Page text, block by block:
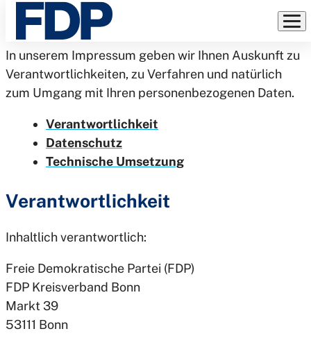
Direkt
Inhalt
Rechtliches
In unserem Impressum geben wir Ihnen Auskunft zu
Verantwortlichkeiten, zu Verfahren und natürlich
zum Umgang mit Ihren personenbezogenen Daten.
Verantwortlichkeit
Datenschutz
Technische Umsetzung
Verantwortlichkeit
Inhaltlich verantwortlich:
Freie Demokratische Partei (FDP)
FDP Kreisverband Bonn
Markt 39
53111 Bonn